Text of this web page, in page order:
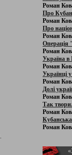
Роман
Про
Роман
Про
Роман
Операція
Роман
Україна в
Роман
Українці у
Роман
Долі
Роман
Так
Роман
Роман